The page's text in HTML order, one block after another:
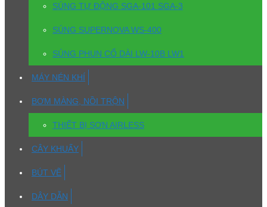
SÚNG TỰ ĐỘNG SGA-101 SGA-3
SÚNG SUPERNOVA WS-400
SÚNG PHUN CỔ DÀI LW-10B LW1
MÁY NÉN KHÍ
BƠM MÀNG, NỒI TRỘN
THIẾT BỊ SƠN AIRLESS
CÂY KHUẤY
BÚT VẼ
DÂY DẪN